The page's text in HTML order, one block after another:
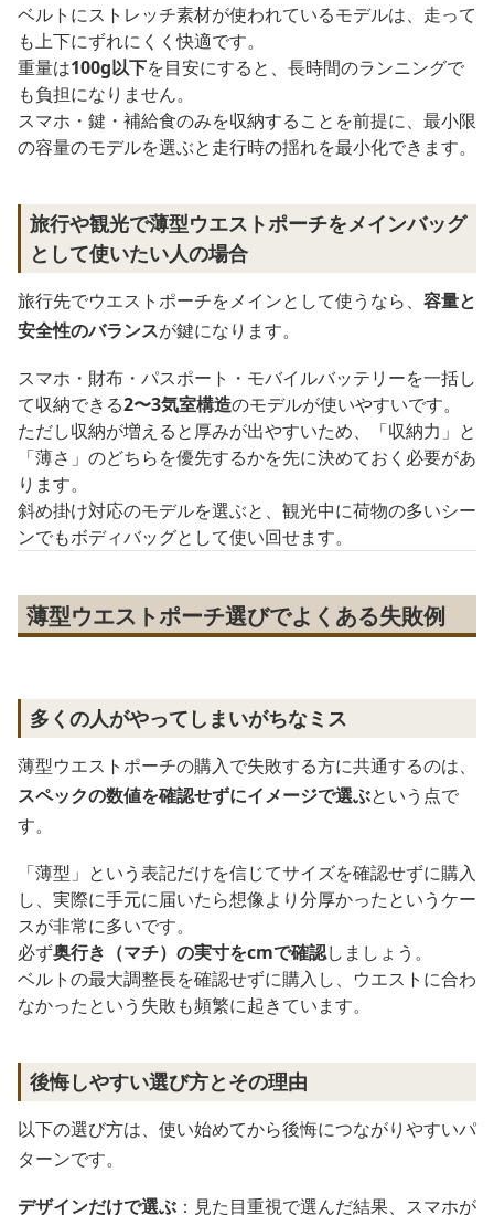
ベルトにストレッチ素材が使われているモデルは、走って
も上下にずれにくく快適です。
重量は100g以下を目安にすると、長時間のランニングで
も負担になりません。
スマホ・鍵・補給食のみを収納することを前提に、最小限
の容量のモデルを選ぶと走行時の揺れを最小化できます。
旅行や観光で薄型ウエストポーチをメインバッグ
として使いたい人の場合
旅行先でウエストポーチをメインとして使うなら、 容量と
安全性のバランスが鍵になります。
スマホ・財布・パスポート・モバイルバッテリーを一括し
て収納できる2〜3気室構造のモデルが使いやすいです。
ただし収納が増えると厚みが出やすいため、「収納力」と
「薄さ」のどちらを優先するかを先に決めておく必要があ
ります。
斜め掛け対応のモデルを選ぶと、観光中に荷物の多いシー
ンでもボディバッグとして使い回せます。
薄型ウエストポーチ選びでよくある失敗例
多くの人がやってしまいがちなミス
薄型ウエストポーチの購入で失敗する方に共通するのは、
スペックの数値を確認せずにイメージで選ぶという点で
す。
「薄型」という表記だけを信じてサイズを確認せずに購入
し、実際に手元に届いたら想像より分厚かったというケー
スが非常に多いです。
必ず奥行き（マチ）の実寸をcmで確認しましょう。
ベルトの最大調整長を確認せずに購入し、ウエストに合わ
なかったという失敗も頻繁に起きています。
後悔しやすい選び方とその理由
以下の選び方は、使い始めてから後悔につながりやすいパ
ターンです。
デザインだけで選ぶ ：見た目重視で選んだ結果、スマホが